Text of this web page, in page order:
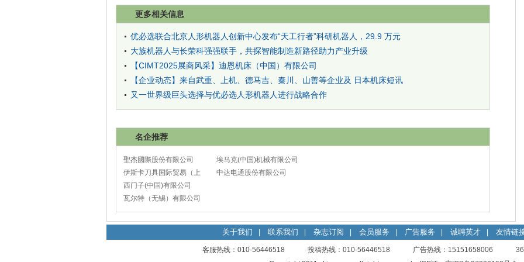
更多相关信息
优必选联合北京人形机器人创新中心发布“天工行者”科研机器人，29.9 万元
大族机器人与长荣科强强联手，共探智能制造新路径助力产业升级
【CIMT2025展商风采】迪恩机床（中国）有限公司
【企业动态】来自武重、上机、德马吉、秦川、山善等企业及 日本机床短讯
又一世界级巨头选择与优必选人形机器人进行战略合作
名企推荐
聖杰國際股份有限公司
伊斯卡刀具国际贸易（上
海）有限公司
西门子(中国)有限公司
瓦尔特（无锡）有限公司
埃马克(中国)机械有限公司
太仓分公司
中达电通股份有限公司
关于我们 联系我们 杂志订阅 会员服务 广告服务 诚聘英才 友情链
客服热线：010-56446518 投稿热线：010-56446518 广告热线：15151658006